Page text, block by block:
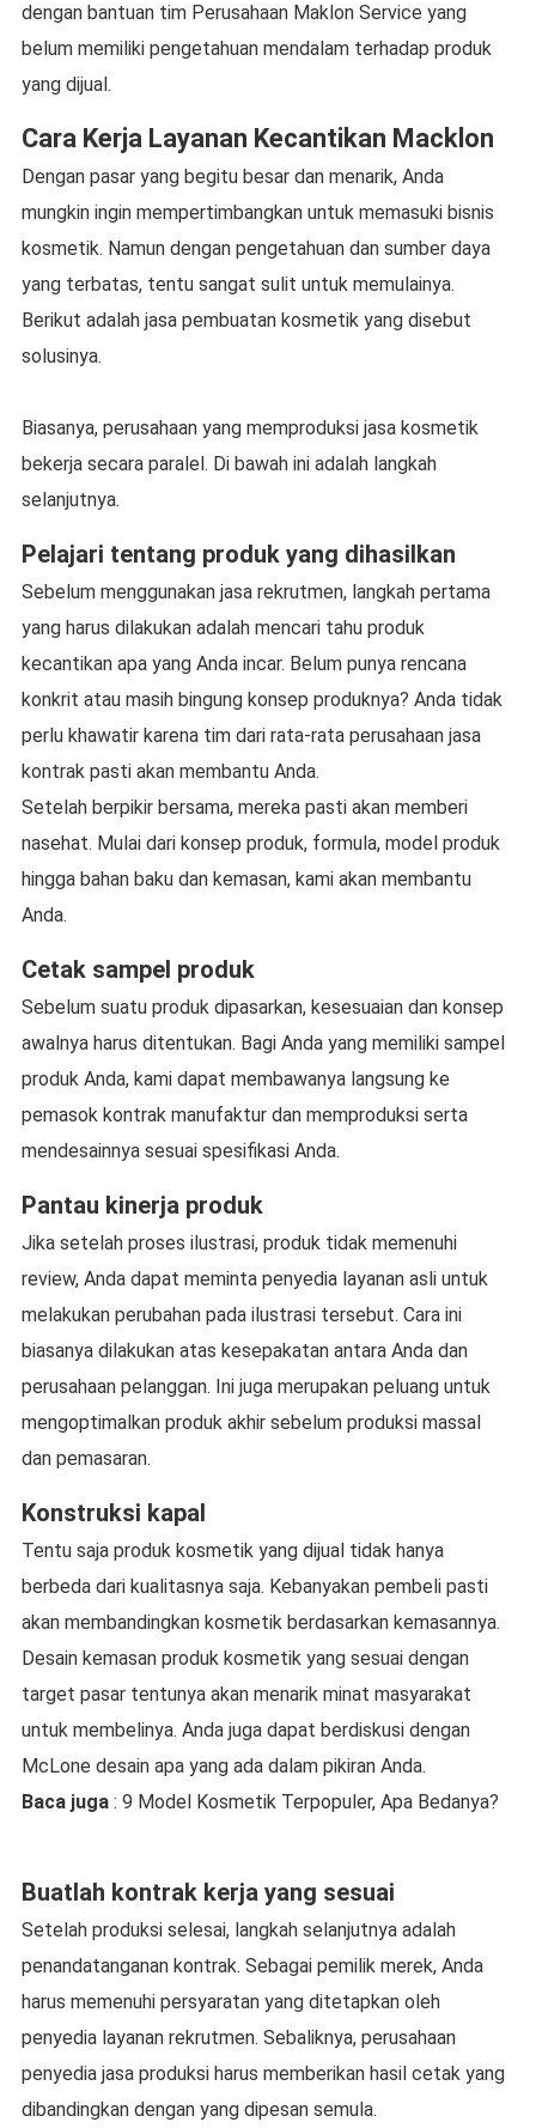
dengan bantuan tim Perusahaan Maklon Service yang
belum memiliki pengetahuan mendalam terhadap produk
yang dijual.
Cara Kerja Layanan Kecantikan Macklon
Dengan pasar yang begitu besar dan menarik, Anda
mungkin ingin mempertimbangkan untuk memasuki bisnis
kosmetik. Namun dengan pengetahuan dan sumber daya
yang terbatas, tentu sangat sulit untuk memulainya.
Berikut adalah jasa pembuatan kosmetik yang disebut
solusinya.
Biasanya, perusahaan yang memproduksi jasa kosmetik
bekerja secara paralel. Di bawah ini adalah langkah
selanjutnya.
Pelajari tentang produk yang dihasilkan
Sebelum menggunakan jasa rekrutmen, langkah pertama
yang harus dilakukan adalah mencari tahu produk
kecantikan apa yang Anda incar. Belum punya rencana
konkrit atau masih bingung konsep produknya? Anda tidak
perlu khawatir karena tim dari rata-rata perusahaan jasa
kontrak pasti akan membantu Anda.
Setelah berpikir bersama, mereka pasti akan memberi
nasehat. Mulai dari konsep produk, formula, model produk
hingga bahan baku dan kemasan, kami akan membantu
Anda.
Cetak sampel produk
Sebelum suatu produk dipasarkan, kesesuaian dan konsep
awalnya harus ditentukan. Bagi Anda yang memiliki sampel
produk Anda, kami dapat membawanya langsung ke
pemasok kontrak manufaktur dan memproduksi serta
mendesainnya sesuai spesifikasi Anda.
Pantau kinerja produk
Jika setelah proses ilustrasi, produk tidak memenuhi
review, Anda dapat meminta penyedia layanan asli untuk
melakukan perubahan pada ilustrasi tersebut. Cara ini
biasanya dilakukan atas kesepakatan antara Anda dan
perusahaan pelanggan. Ini juga merupakan peluang untuk
mengoptimalkan produk akhir sebelum produksi massal
dan pemasaran.
Konstruksi kapal
Tentu saja produk kosmetik yang dijual tidak hanya
berbeda dari kualitasnya saja. Kebanyakan pembeli pasti
akan membandingkan kosmetik berdasarkan kemasannya.
Desain kemasan produk kosmetik yang sesuai dengan
target pasar tentunya akan menarik minat masyarakat
untuk membelinya. Anda juga dapat berdiskusi dengan
McLone desain apa yang ada dalam pikiran Anda.
Baca juga: 9 Model Kosmetik Terpopuler, Apa Bedanya?
Buatlah kontrak kerja yang sesuai
Setelah produksi selesai, langkah selanjutnya adalah
penandatanganan kontrak. Sebagai pemilik merek, Anda
harus memenuhi persyaratan yang ditetapkan oleh
penyedia layanan rekrutmen. Sebaliknya, perusahaan
penyedia jasa produksi harus memberikan hasil cetak yang
dibandingkan dengan yang dipesan semula.